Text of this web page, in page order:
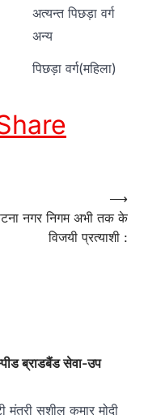
अत्यन्त पिछड़ा वर्ग
अन्य
पिछड़ा वर्ग(महिला)
नगर निगम अभी तक के
विजयी प्रत्याशी :
⟶
ब्राडबैंड सेवा-उप
सुशील कुमार मोदी